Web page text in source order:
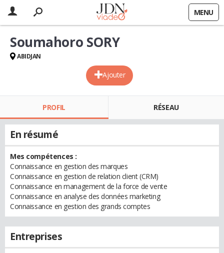
MENU
Ajouter
Soumahoro SORY
ABIDJAN
PROFIL RÉSEAU
En résumé
Mes compétences :
Connaissance en gestion des marques
Connaissance en gestion de relation client (CRM)
Connaissance en management de la force de vente
Connaissance en analyse des données marketing
Connaissance en gestion des grands comptes
Entreprises